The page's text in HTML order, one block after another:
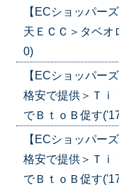
【ECショッパー
天ＥＣＣ＞タベオ
0)
【ECショッパー
格安で提供＞Ｔｉ
でＢｔｏＢ促す
【ECショッパー
格安で提供＞Ｔｉ
でＢｔｏＢ促す